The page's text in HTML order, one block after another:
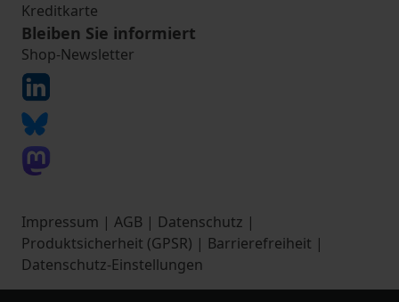
Kreditkarte
Bleiben Sie informiert
Shop-Newsletter
Impressum | AGB | Datenschutz |
Produktsicherheit (GPSR) | Barrierefreiheit |
Datenschutz-Einstellungen